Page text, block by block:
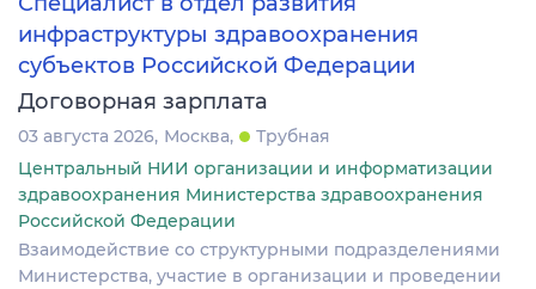
инфраструктуры здравоохранения
субъектов Российской Федерации
Договорная зарплата
03 августа 2026 Москва
Трубная
Центральный НИИ организации и информатизации
здравоохранения Министерства здравоохранения
Российской Федерации
Взаимодействие со структурными подразделениями
Министерства, участие в организации и проведении